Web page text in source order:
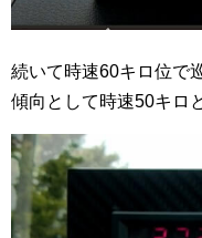
続いて時速60キロ位で
傾向として時速50キロ